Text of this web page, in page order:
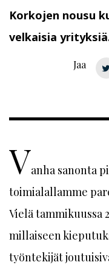
Korkojen nousu
velkaisia
Jaa
Vanha sanonta
toimialallamme
Vielä tammikuussa
millaiseen
työntekijät